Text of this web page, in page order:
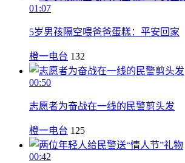
01:07
5岁男孩隔空喂爸爸蛋糕：平安回家
橙一电台 132
00:50
志愿者为奋战在一线的民警剪头发
橙一电台 125
00:42